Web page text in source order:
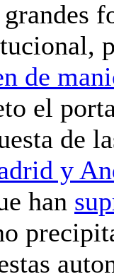
,
de
el
de
y
han